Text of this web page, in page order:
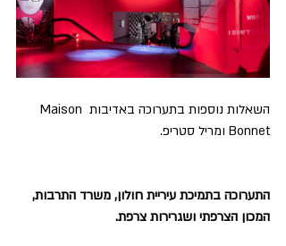
השאלות נוספות בתערוכה באדיבות Maison
Bonnet ומריל סטריפ.
התערוכה בתמיכת עיריית חולון, משרד התרבות,
המכון הצרפתי ושגרירות צרפת.